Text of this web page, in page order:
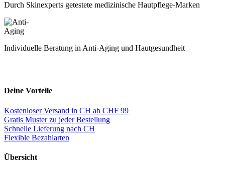
Durch Skinexperts getestete medizinische Hautpflege-Marken
Individuelle Beratung in Anti-Aging und Hautgesundheit
Deine Vorteile
Kostenloser Versand in CH ab CHF 99
Gratis Muster zu jeder Bestellung
Schnelle Lieferung nach CH
Flexible Bezahlarten
Übersicht